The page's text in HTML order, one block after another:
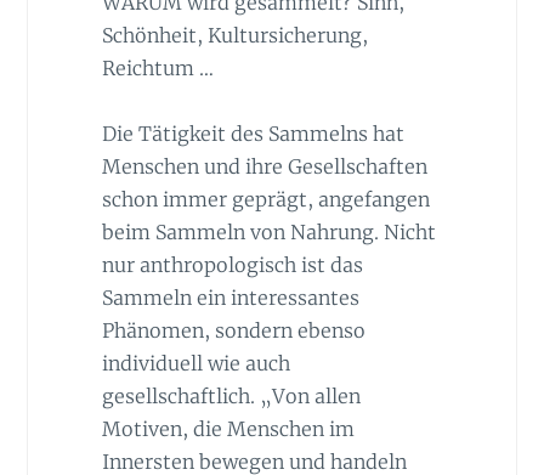
Schönheit, Kultursicherung,
Reichtum …
Die Tätigkeit des Sammelns hat
Menschen und ihre Gesellschaften
schon immer geprägt, angefangen
beim Sammeln von Nahrung. Nicht
nur anthropologisch ist das
Sammeln ein interessantes
Phänomen, sondern ebenso
individuell wie auch
gesellschaftlich. „Von allen
Motiven, die Menschen im
Innersten bewegen und handeln